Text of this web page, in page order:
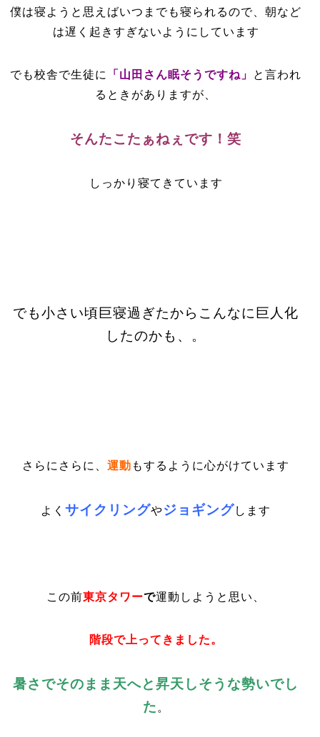
僕は寝ようと思えばいつまでも寝られるので、朝など
は遅く起きすぎないようにしています
でも校舎で生徒に 「山田さん眠そうですね」 と言われ
るときがありますが、
そんたこたぁねぇです！笑
しっかり寝てきています
でも小さい頃巨寝過ぎたからこんなに巨人化
したのかも、。
さらにさらに、運動 もするように心がけています
よくサイクリングやジョギングします
この前東京タワーで運動 しようと思い、
階段で上ってきました。
暑さでそのまま天へと昇天しそうな勢いでし
た 。